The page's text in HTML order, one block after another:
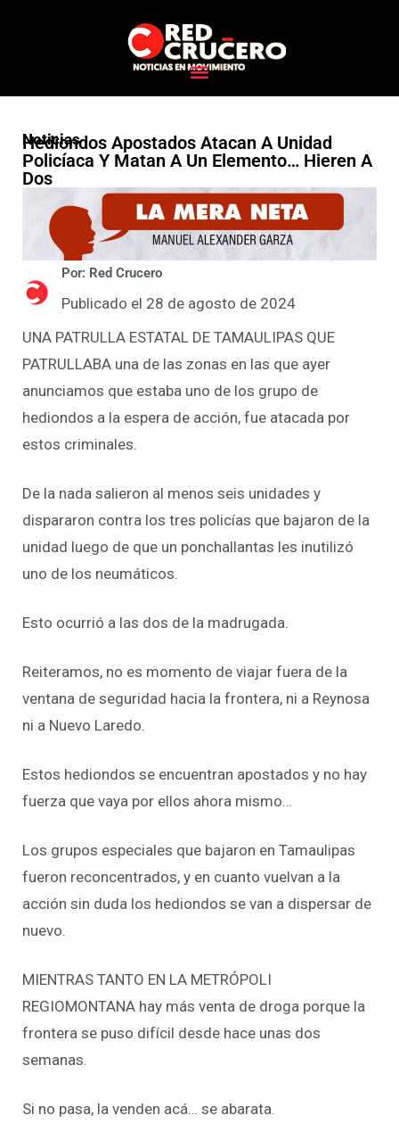
Noticias
Hediondos Apostados Atacan A Unidad
Policíaca Y Matan A Un Elemento… Hieren A
Dos
Por: Red Crucero
Publicado el 28 de agosto de 2024
UNA PATRULLA ESTATAL DE TAMAULIPAS QUE
PATRULLABA una de las zonas en las que ayer
anunciamos que estaba uno de los grupo de
hediondos a la espera de acción, fue atacada por
estos criminales.
De la nada salieron al menos seis unidades y
dispararon contra los tres policías que bajaron de la
unidad luego de que un ponchallantas les inutilizó
uno de los neumáticos.
Esto ocurrió a las dos de la madrugada.
Reiteramos, no es momento de viajar fuera de la
ventana de seguridad hacia la frontera, ni a Reynosa
ni a Nuevo Laredo.
Estos hediondos se encuentran apostados y no hay
fuerza que vaya por ellos ahora mismo…
Los grupos especiales que bajaron en Tamaulipas
fueron reconcentrados, y en cuanto vuelvan a la
acción sin duda los hediondos se van a dispersar de
nuevo.
MIENTRAS TANTO EN LA METRÓPOLI
REGIOMONTANA hay más venta de droga porque la
frontera se puso difícil desde hace unas dos
semanas.
Si no pasa, la venden acá… se abarata.